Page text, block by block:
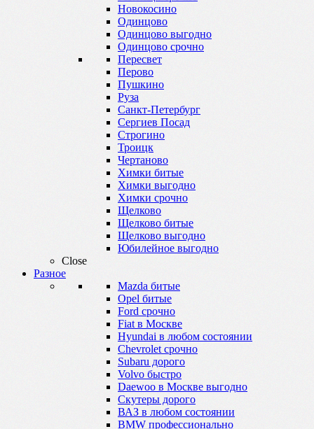
Новокосино
Одинцово
Одинцово выгодно
Одинцово срочно
Пересвет
Перово
Пушкино
Руза
Санкт-Петербург
Сергиев Посад
Строгино
Троицк
Чертаново
Химки битые
Химки выгодно
Химки срочно
Щелково
Щелково битые
Щелково выгодно
Юбилейное выгодно
Close
Разное
Mazda битые
Opel битые
Ford срочно
Fiat в Москве
Hyundai в любом состоянии
Chevrolet срочно
Subaru дорого
Volvo быстро
Daewoo в Москве выгодно
Скутеры дорого
ВАЗ в любом состоянии
BMW профессионально